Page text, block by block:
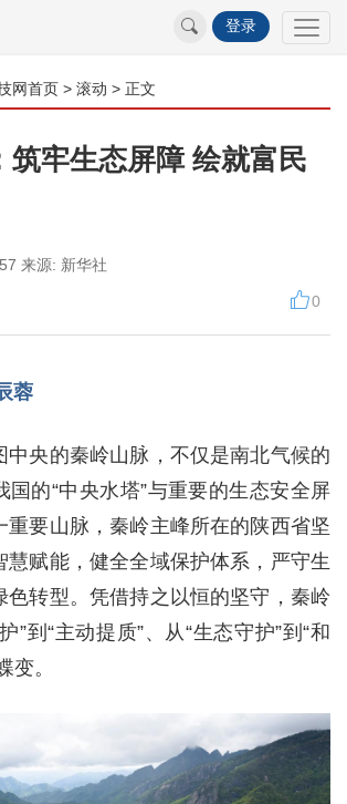
登录
网首页 > 滚动 > 正文
筑牢生态屏障 绘就富民
来源: 新华社
0
蓉
中央的秦岭山脉，不仅是南北气候的
国的“中央水塔”与重要的生态安全屏
重要山脉，秦岭主峰所在的陕西省坚
慧赋能，健全全域保护体系，严守生
色转型。凭借持之以恒的坚守，秦岭
”到“主动提质”、从“生态守护”到“和
变。